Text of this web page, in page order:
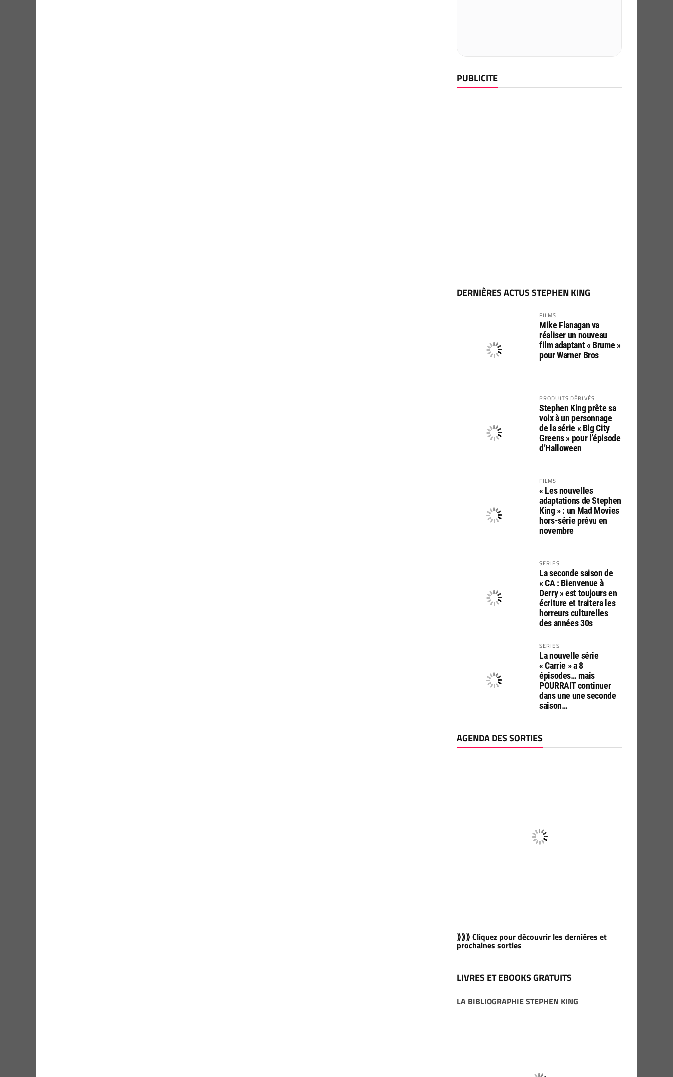
PUBLICITE
DERNIÈRES ACTUS STEPHEN KING
FILMS
Mike Flanagan va
réaliser un nouveau
film adaptant « Brume »
pour Warner Bros
PRODUITS DÉRIVÉS
Stephen King prête sa
voix à un personnage
de la série « Big City
Greens » pour l’épisode
d’Halloween
FILMS
« Les nouvelles
adaptations de Stephen
King » : un Mad Movies
hors-série prévu en
novembre
SERIES
La seconde saison de
« CA : Bienvenue à
Derry » est toujours en
écriture et traitera les
horreurs culturelles
des années 30s
SERIES
La nouvelle série
« Carrie » a 8
épisodes… mais
POURRAIT continuer
dans une une seconde
saison…
AGENDA DES SORTIES
⟫⟫⟫ Cliquez pour découvrir les dernières et
prochaines sorties
LIVRES ET EBOOKS GRATUITS
LA BIBLIOGRAPHIE STEPHEN KING